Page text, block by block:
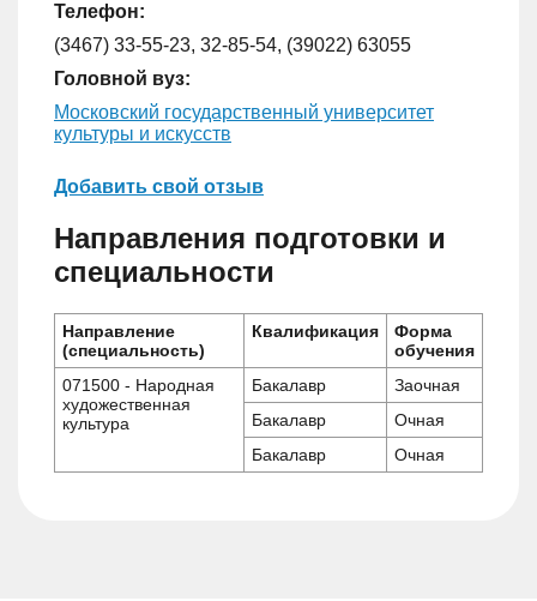
Телефон:
(3467) 33-55-23, 32-85-54, (39022) 63055
Головной вуз:
Московский государственный университет
культуры и искусств
Добавить свой отзыв
Направления подготовки и
специальности
Направление
(специальность)
Квалификация
Форма
обучения
071500 - Народная
художественная
культура
Бакалавр
Заочная
Бакалавр
Очная
Бакалавр
Очная